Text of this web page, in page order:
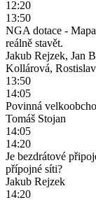
12:20
13:50
NGA dotace -
reálně stavět.
Jakub Rejzek, Jan
Kollárová,
13:50
14:05
Povinná
Tomáš Stojan
14:05
14:20
Je bezdrátové
přípojné síti?
Jakub Rejzek
14:20